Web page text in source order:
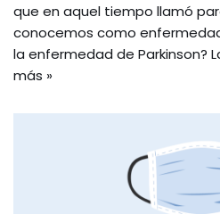
que en aquel tiempo llamó
conocemos como
la enfermedad de Parkinson?
más »